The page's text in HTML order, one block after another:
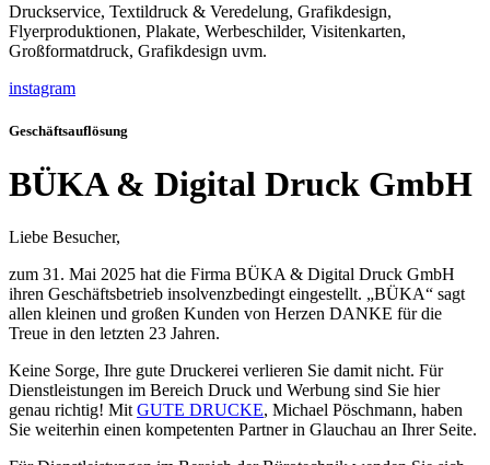
Druckservice, Textildruck & Veredelung, Grafikdesign,
Flyerproduktionen, Plakate, Werbeschilder, Visitenkarten,
Großformatdruck, Grafikdesign uvm.
instagram
Geschäfts­auf­lö­sung
BÜKA & Digi­tal Druck GmbH
Lie­be Besu­cher,
zum 31. Mai 2025 hat die Fir­ma BÜKA & Digi­tal Druck GmbH
ihren Geschäfts­be­trieb insol­venz­be­dingt ein­ge­stellt. „BÜKA“ sagt
allen klei­nen und gro­ßen Kun­den von Her­zen DANKE für die
Treue in den letz­ten 23 Jah­ren.
Kei­ne Sor­ge, Ihre gute Dru­cke­rei ver­lie­ren Sie damit nicht. Für
Dienst­leis­tun­gen im Bereich Druck und Wer­bung sind Sie hier
genau rich­tig! Mit GUTE DRUCKE, Micha­el Pösch­mann, haben
Sie wei­ter­hin einen kom­pe­ten­ten Part­ner in Glauch­au an Ihrer Sei­te.